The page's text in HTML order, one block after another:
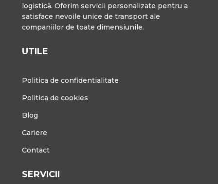
logistică. Oferim servicii personalizate pentru a
satisface nevoile unice de transport ale
companiilor de toate dimensiunile.
UTILE
Politica de confidentialitate
Politica de cookies
Blog
Cariere
Contact
SERVICII